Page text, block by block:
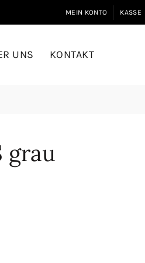
MEIN KONTO KASSE
UNS KONTAKT
grau